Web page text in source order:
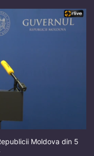
Moldova din 5